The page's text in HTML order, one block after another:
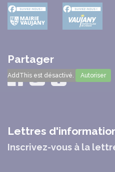
Partager
AddThis est désactivé. Autoriser
Lettres
Inscrivez-vous à la